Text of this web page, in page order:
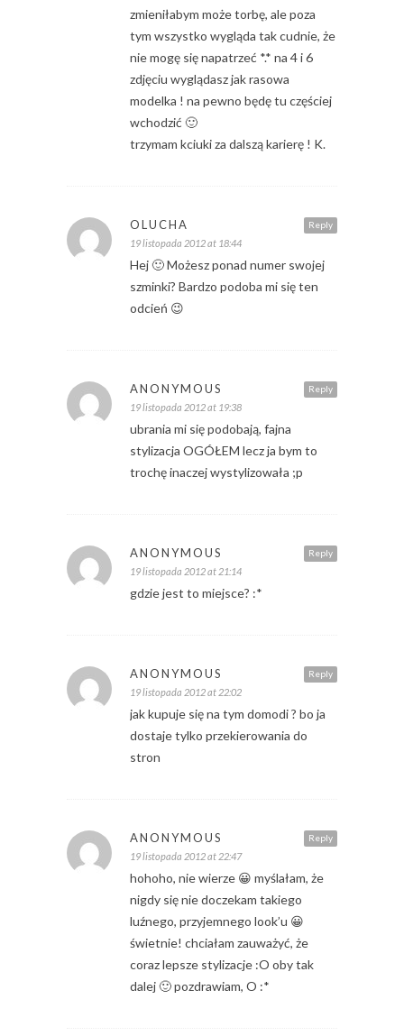
zmieniłabym może torbę, ale poza
tym wszystko wygląda tak cudnie, że
nie mogę się napatrzeć *.* na 4 i 6
zdjęciu wyglądasz jak rasowa
modelka ! na pewno będę tu częściej
wchodzić 🙂
trzymam kciuki za dalszą karierę ! K.
Reply
OLUCHA
19 listopada 2012 at 18:44
Hej 🙂 Możesz ponad numer swojej
szminki? Bardzo podoba mi się ten
odcień 😉
Reply
ANONYMOUS
19 listopada 2012 at 19:38
ubrania mi się podobają, fajna
stylizacja OGÓŁEM lecz ja bym to
trochę inaczej wystylizowała ;p
Reply
ANONYMOUS
19 listopada 2012 at 21:14
gdzie jest to miejsce? :*
Reply
ANONYMOUS
19 listopada 2012 at 22:02
jak kupuje się na tym domodi ? bo ja
dostaje tylko przekierowania do
stron
Reply
ANONYMOUS
19 listopada 2012 at 22:47
hohoho, nie wierze 😀 myślałam, że
nigdy się nie doczekam takiego
luźnego, przyjemnego look’u 😀
świetnie! chciałam zauważyć, że
coraz lepsze stylizacje :O oby tak
dalej 🙂 pozdrawiam, O :*